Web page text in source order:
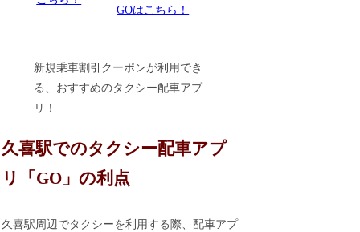
GOはこちら！
新規乗車割引クーポンが利用でき
る、おすすめのタクシー配車アプ
リ！
久喜駅でのタクシー配車アプ
リ「GO」の利点
久喜駅周辺でタクシーを利用する際、配車アプ